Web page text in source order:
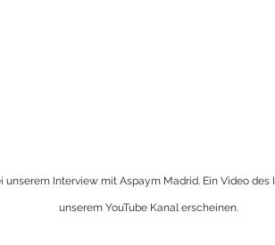
unserem Interview mit Aspaym Madrid. Ein Video
unserem YouTube Kanal erscheinen.